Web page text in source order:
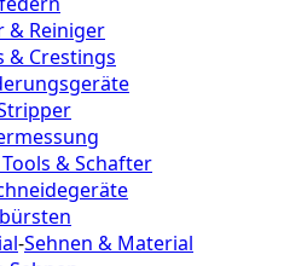
& Reiniger
& Crestings
& Schafter
-Sehnen & Material